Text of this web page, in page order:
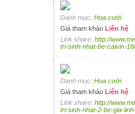
Danh mục: Hoa cưới
Giá tham khảo Liên hệ
Link share: http://
tri-sinh-nhat-be-calvin-
Danh mục: Hoa cưới
Giá tham khảo Liên hệ
Link share: http://
tri-sinh-nhat-2-be-gia-